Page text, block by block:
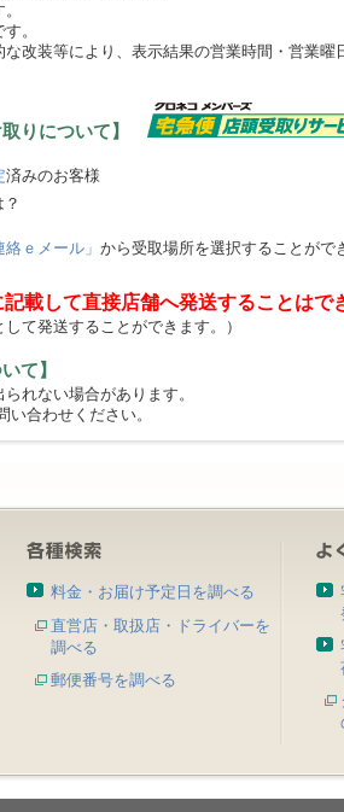
。
改装等により、表示結果の営業時間・営業曜
取りについて】
済みのお客様
？
絡ｅメール」 から受取場所を選択することがで
載して直接店舗へ発送することはで
して発送することができます。）
て】
れない場合があります。
い合わせください。
料金・お届け予定日を調べる
直営店・取扱店・ドライバーを
調べる
郵便番号を調べる